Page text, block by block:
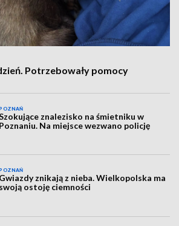
Potrzebowały pomocy
znalezisko na śmietniku w
Poznaniu. Na miejsce wezwano policję
Gwiazdy znikają z nieba. Wielkopolska ma
swoją ostoję ciemności